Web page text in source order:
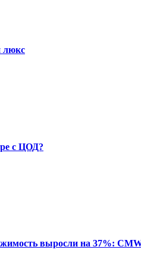
люкс
с ЦОД?
выросли на 37%: